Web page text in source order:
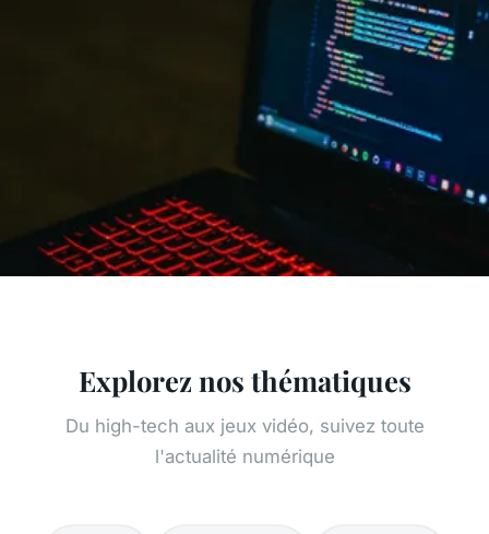
Explorez nos thématiques
Du high-tech aux jeux vidéo, suivez toute
l'actualité numérique